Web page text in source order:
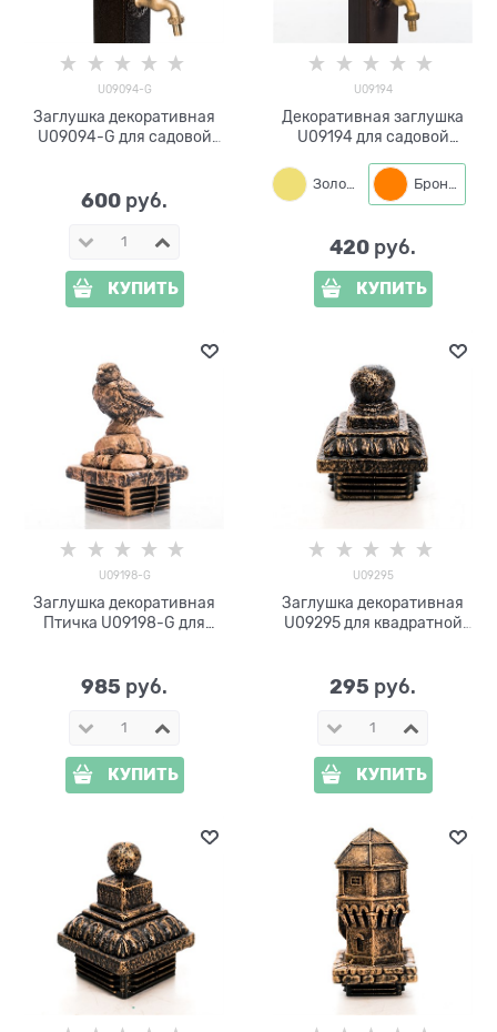
U09094-G
Заглушка декоративная
U09094-G для садовой
600 руб.
КУПИТЬ
U09194
Декоративная заглушка
U09194 для садовой
Золото Бронза
420 руб.
КУПИТЬ
U09198-G
Заглушка декоративная
Птичка U09198-G для
985 руб.
КУПИТЬ
U09295
Заглушка декоративная
U09295 для квадратной
295 руб.
КУПИТЬ